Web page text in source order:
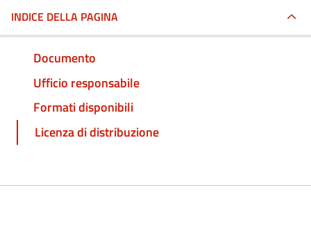
INDICE DELLA PAGINA
Documento
Ufficio responsabile
Formati disponibili
Licenza di distribuzione